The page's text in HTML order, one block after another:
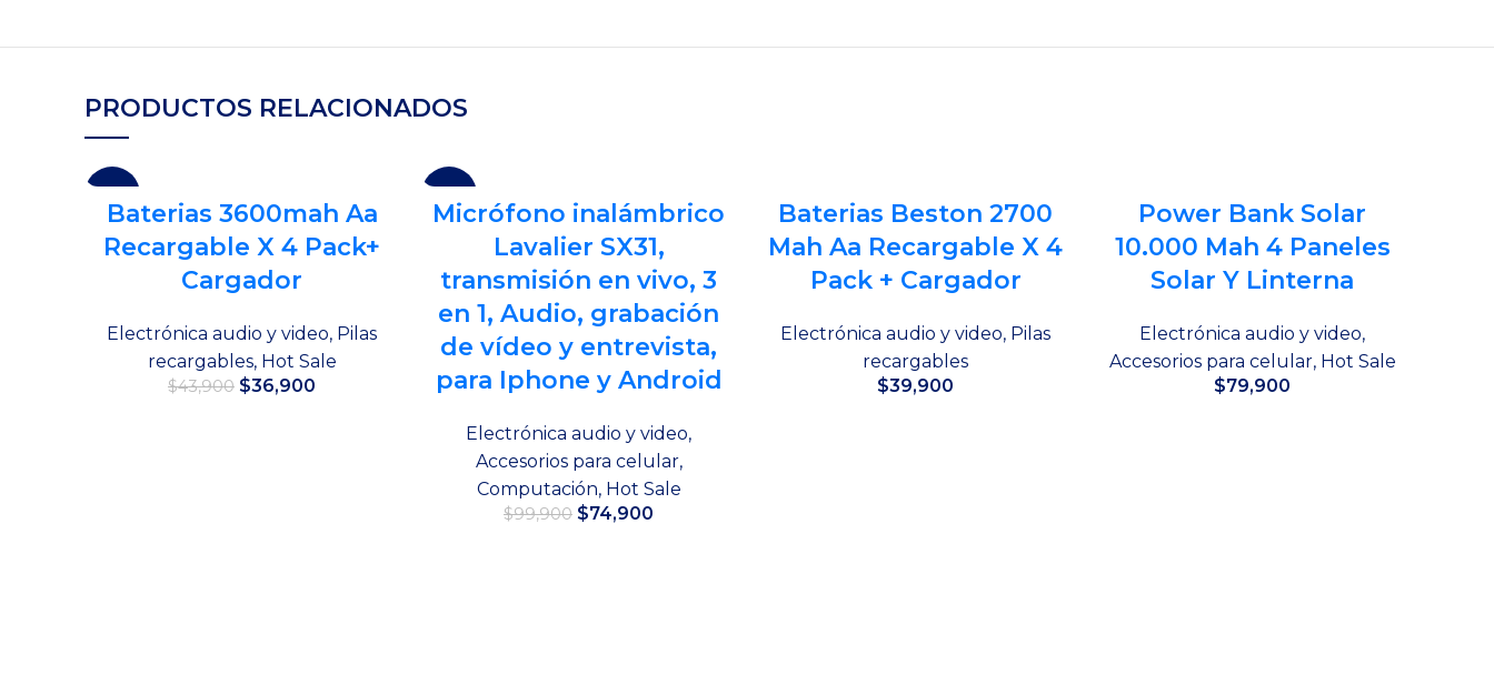
PRODUCTOS RELACIONADOS
Baterias 3600mah Aa
Recargable X 4 Pack+
Cargador
Electrónica audio y video, Pilas
recargables, Hot Sale
$43,900 El
$36,900
Micrófono inalámbrico
Lavalier SX31,
transmisión en vivo, 3
en 1, Audio, grabación
de vídeo y entrevista,
para Iphone y Android
Electrónica audio y video,
Accesorios para celular,
Computación, Hot Sale
$99,900 El
$74,900
Baterias Beston 2700
Mah Aa Recargable X 4
Pack + Cargador
Electrónica audio y video, Pilas
recargables
$39,900
Power Bank Solar
10.000 Mah 4 Paneles
Solar Y Linterna
Electrónica audio y video,
Accesorios para celular, Hot Sale
$79,900